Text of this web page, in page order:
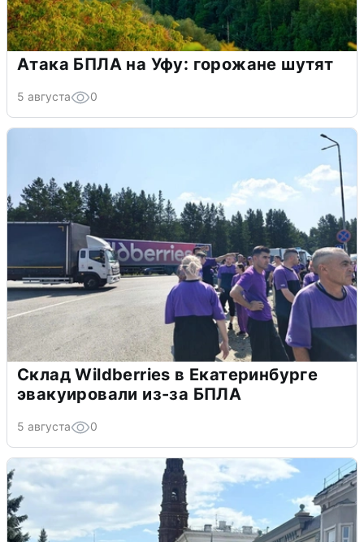
Атака БПЛА на Уфу: горожане шутят
5 августа 0
Склад Wildberries в Екатеринбурге
эвакуировали из-за БПЛА
5 августа 0